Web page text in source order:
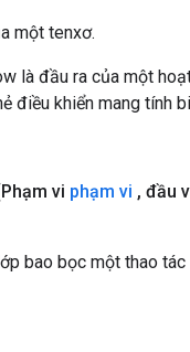
một tenxơ.
là đầu ra của một
điều khiển mang tính
vi phạm vi , đầu
bao bọc một thao tác